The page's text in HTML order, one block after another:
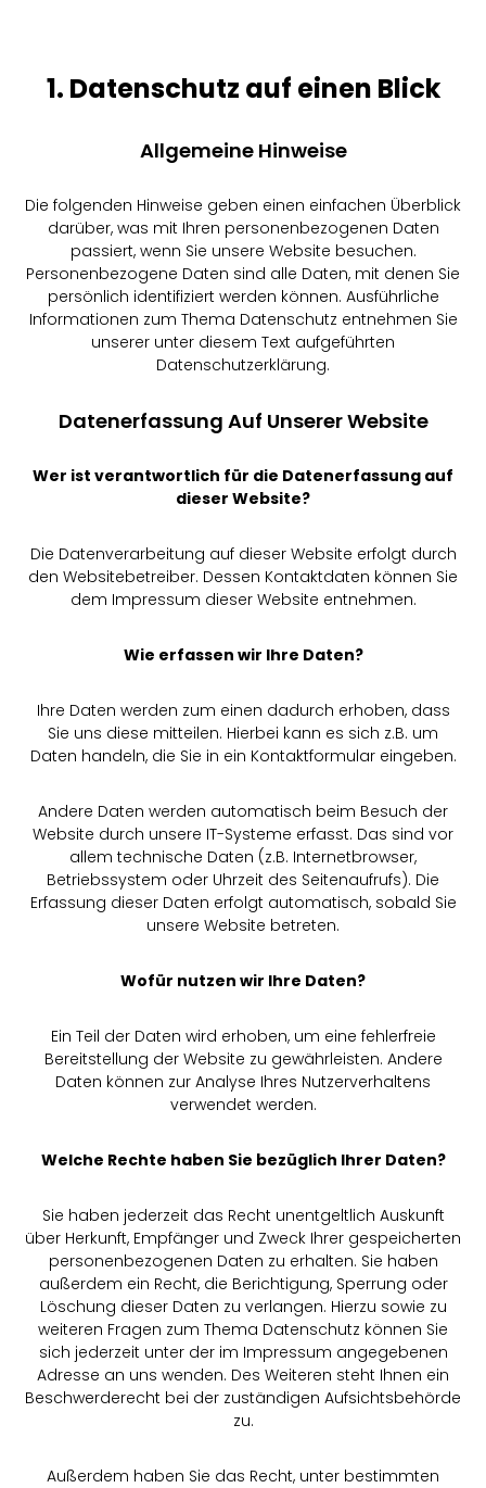
1. Datenschutz auf einen Blick
Allgemeine Hinweise
Die folgenden Hinweise geben einen einfachen Überblick
darüber, was mit Ihren personenbezogenen Daten
passiert, wenn Sie unsere Website besuchen.
Personenbezogene Daten sind alle Daten, mit denen Sie
persönlich identifiziert werden können. Ausführliche
Informationen zum Thema Datenschutz entnehmen Sie
unserer unter diesem Text aufgeführten
Datenschutzerklärung.
Datenerfassung Auf Unserer Website
Wer ist verantwortlich für die Datenerfassung auf
dieser Website?
Die Datenverarbeitung auf dieser Website erfolgt durch
den Websitebetreiber. Dessen Kontaktdaten können Sie
dem Impressum dieser Website entnehmen.
Wie erfassen wir Ihre Daten?
Ihre Daten werden zum einen dadurch erhoben, dass
Sie uns diese mitteilen. Hierbei kann es sich z.B. um
Daten handeln, die Sie in ein Kontaktformular eingeben.
Andere Daten werden automatisch beim Besuch der
Website durch unsere IT-Systeme erfasst. Das sind vor
allem technische Daten (z.B. Internetbrowser,
Betriebssystem oder Uhrzeit des Seitenaufrufs). Die
Erfassung dieser Daten erfolgt automatisch, sobald Sie
unsere Website betreten.
Wofür nutzen wir Ihre Daten?
Ein Teil der Daten wird erhoben, um eine fehlerfreie
Bereitstellung der Website zu gewährleisten. Andere
Daten können zur Analyse Ihres Nutzerverhaltens
verwendet werden.
Welche Rechte haben Sie bezüglich Ihrer Daten?
Sie haben jederzeit das Recht unentgeltlich Auskunft
über Herkunft, Empfänger und Zweck Ihrer gespeicherten
personenbezogenen Daten zu erhalten. Sie haben
außerdem ein Recht, die Berichtigung, Sperrung oder
Löschung dieser Daten zu verlangen. Hierzu sowie zu
weiteren Fragen zum Thema Datenschutz können Sie
sich jederzeit unter der im Impressum angegebenen
Adresse an uns wenden. Des Weiteren steht Ihnen ein
Beschwerderecht bei der zuständigen Aufsichtsbehörde
zu.
Außerdem haben Sie das Recht, unter bestimmten